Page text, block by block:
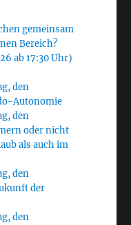
gemeinsam
Bereich?
ab 17:30 Uhr)
den
Autonomie
den
oder nicht
als auch im
den
der
den